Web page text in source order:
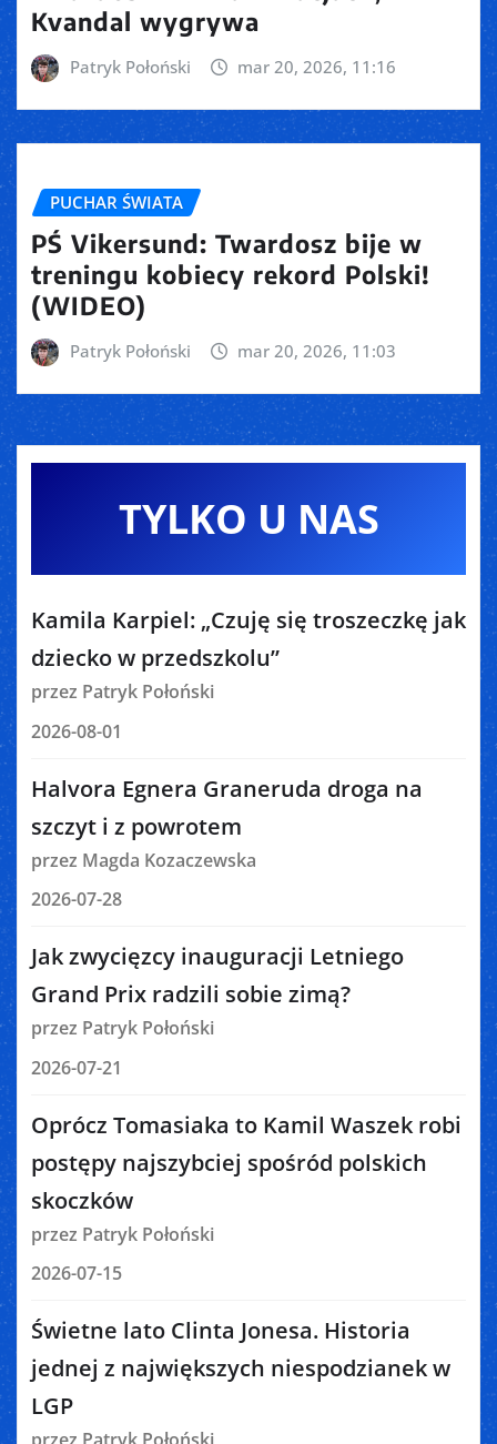
Kvandal wygrywa
Patryk Połoński mar 20, 2026, 11:16
PUCHAR ŚWIATA
PŚ Vikersund: Twardosz bije w
treningu kobiecy rekord Polski!
(WIDEO)
Patryk Połoński mar 20, 2026, 11:03
TYLKO U NAS
Kamila Karpiel: „Czuję się troszeczkę jak
dziecko w przedszkolu”
przez Patryk Połoński
2026-08-01
Halvora Egnera Graneruda droga na
szczyt i z powrotem
przez Magda Kozaczewska
2026-07-28
Jak zwycięzcy inauguracji Letniego
Grand Prix radzili sobie zimą?
przez Patryk Połoński
2026-07-21
Oprócz Tomasiaka to Kamil Waszek robi
postępy najszybciej spośród polskich
skoczków
przez Patryk Połoński
2026-07-15
Świetne lato Clinta Jonesa. Historia
jednej z największych niespodzianek w
LGP